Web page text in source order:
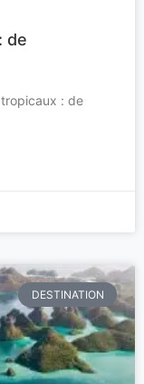
de
: de
DESTINATION